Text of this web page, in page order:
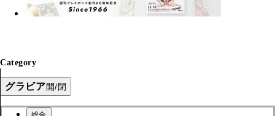
Category
グラビア開/閉